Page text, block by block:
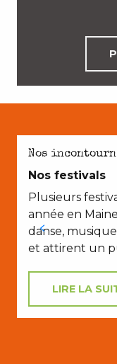
AVEC LES ENFANTS
Nos
Nos festivals
Plusieurs
année en
danse,
et attirent un
LIRE LA